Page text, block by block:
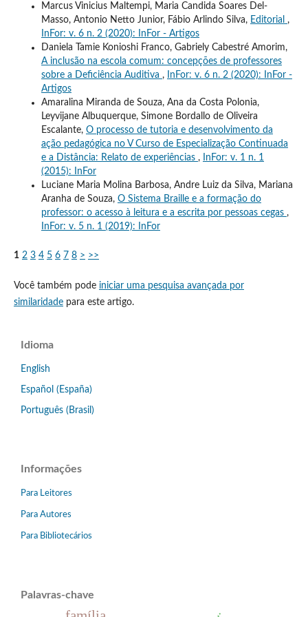
Marcus Vinicius Maltempi, Maria Candida Soares Del-
Masso, Antonio Netto Junior, Fábio Arlindo Silva, Editorial ,
InFor: v. 6 n. 2 (2020): InFor - Artigos
Daniela Tamie Konioshi Franco, Gabriely Cabestré Amorim,
A inclusão na escola comum: concepções de professores
sobre a Deficiência Auditiva ,
InFor: v. 6 n. 2 (2020): InFor -
Artigos
Amaralina Miranda de Souza, Ana da Costa Polonia,
Leyvijane Albuquerque, Simone Bordallo de Oliveira
Escalante, O processo de tutoria e desenvolvimento da
ação pedagógica no V Curso de Especialização Continuada
e a Distância: Relato de experiências ,
InFor: v. 1 n. 1
(2015): InFor
Luciane Maria Molina Barbosa, Andre Luiz da Silva, Mariana
Aranha de Souza, O Sistema Braille e a formação do
professor: o acesso à leitura e a escrita por pessoas cegas ,
InFor: v. 5 n. 1 (2019): InFor
1 2 3 4 5 6 7 8 > >>
Você também pode iniciar uma pesquisa avançada por
similaridadepara este artigo.
Idioma
English
Español (España)
Português (Brasil)
Informações
Para Leitores
Para Autores
Para Bibliotecários
Palavras-chave